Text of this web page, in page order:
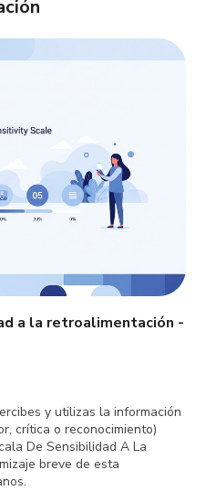
a la retroalimentación -
y utilizas la información
crítica o reconocimiento)
De Sensibilidad A La
breve de esta